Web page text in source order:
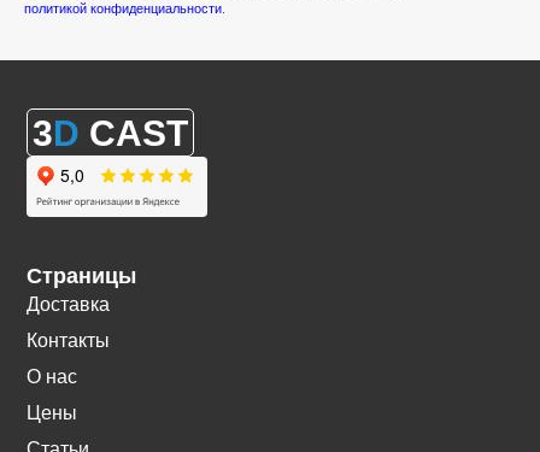
политикой конфиденциальности
3D CAST
Страницы
Доставка
Контакты
О нас
Цены